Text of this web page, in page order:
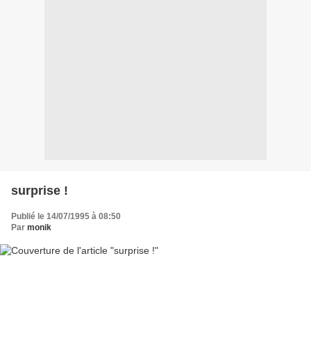
surprise !
Publié le 14/07/1995 à 08:50
Par monik